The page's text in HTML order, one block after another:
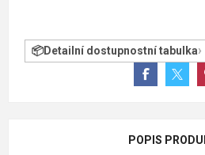
Detailní dostupnostní tabulka
POPIS